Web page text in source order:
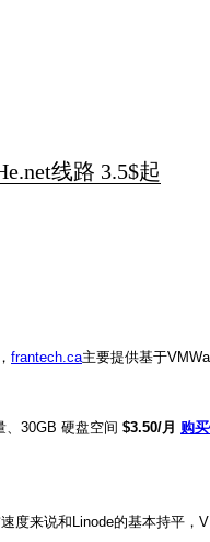
线路 3.5$起
frantech.ca主要提供基于
、30GB 硬盘空间 $3.50/月 购
度来说和Linode的基本持平